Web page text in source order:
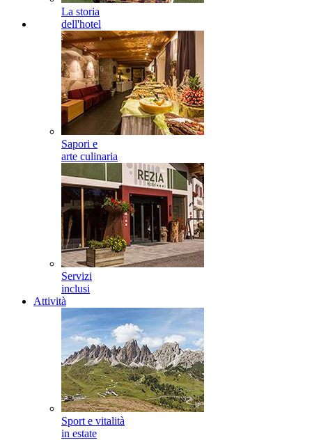
La storia
dell'hotel
Sapori e
arte culinaria
Servizi
inclusi
Attività
Sport e vitalità
in estate